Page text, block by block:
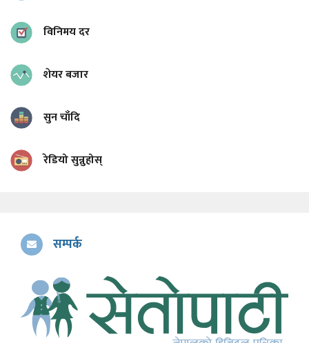
विनिमय दर
शेयर बजार
सुन चाँदि
रेडियो सुन्नुहोस्
सम्पर्क